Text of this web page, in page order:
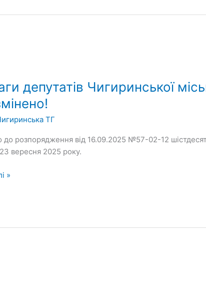
депутатів Чигиринської
ТГ
до розпорядження від 16.09.2025 №57-02-12
вересня 2025 року.
»